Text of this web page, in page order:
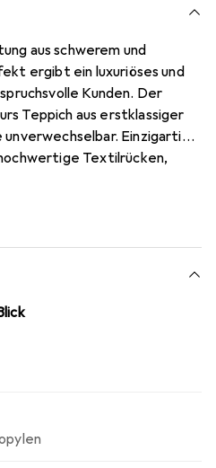
aus schwerem und
ergibt ein luxuriöses und
Kunden. Der
Teppich aus erstklassiger
Einzigartig
Textilrücken,
Teppichrücken ist
mehreren Farbvarianten zur
Geschmack etwas zu bieten.
durch die
Teppichboden e.V.